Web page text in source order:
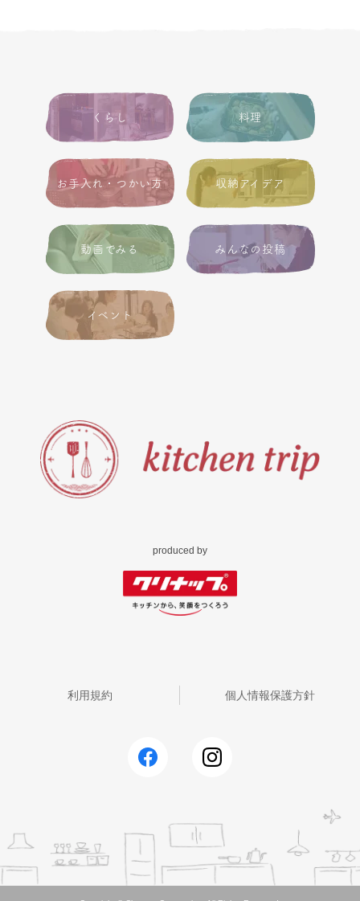
くらし 料理
お手入れ・つかい方 収納アイデア
動画でみる みんなの投稿
イベント
produced by
利用規約 個人情報保護方針